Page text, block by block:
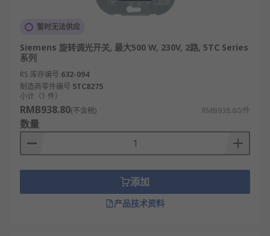
暂时无法供应
Siemens 旋转调光开关, 最大500 W, 230V, 2路, 5TC Series
系列
RS 库存编号 632-094
制造商零件编号 5TC8275
小计（1 件）
RMB938.80(不含税) RMB938.80/件
数量
添加
产品技术资料